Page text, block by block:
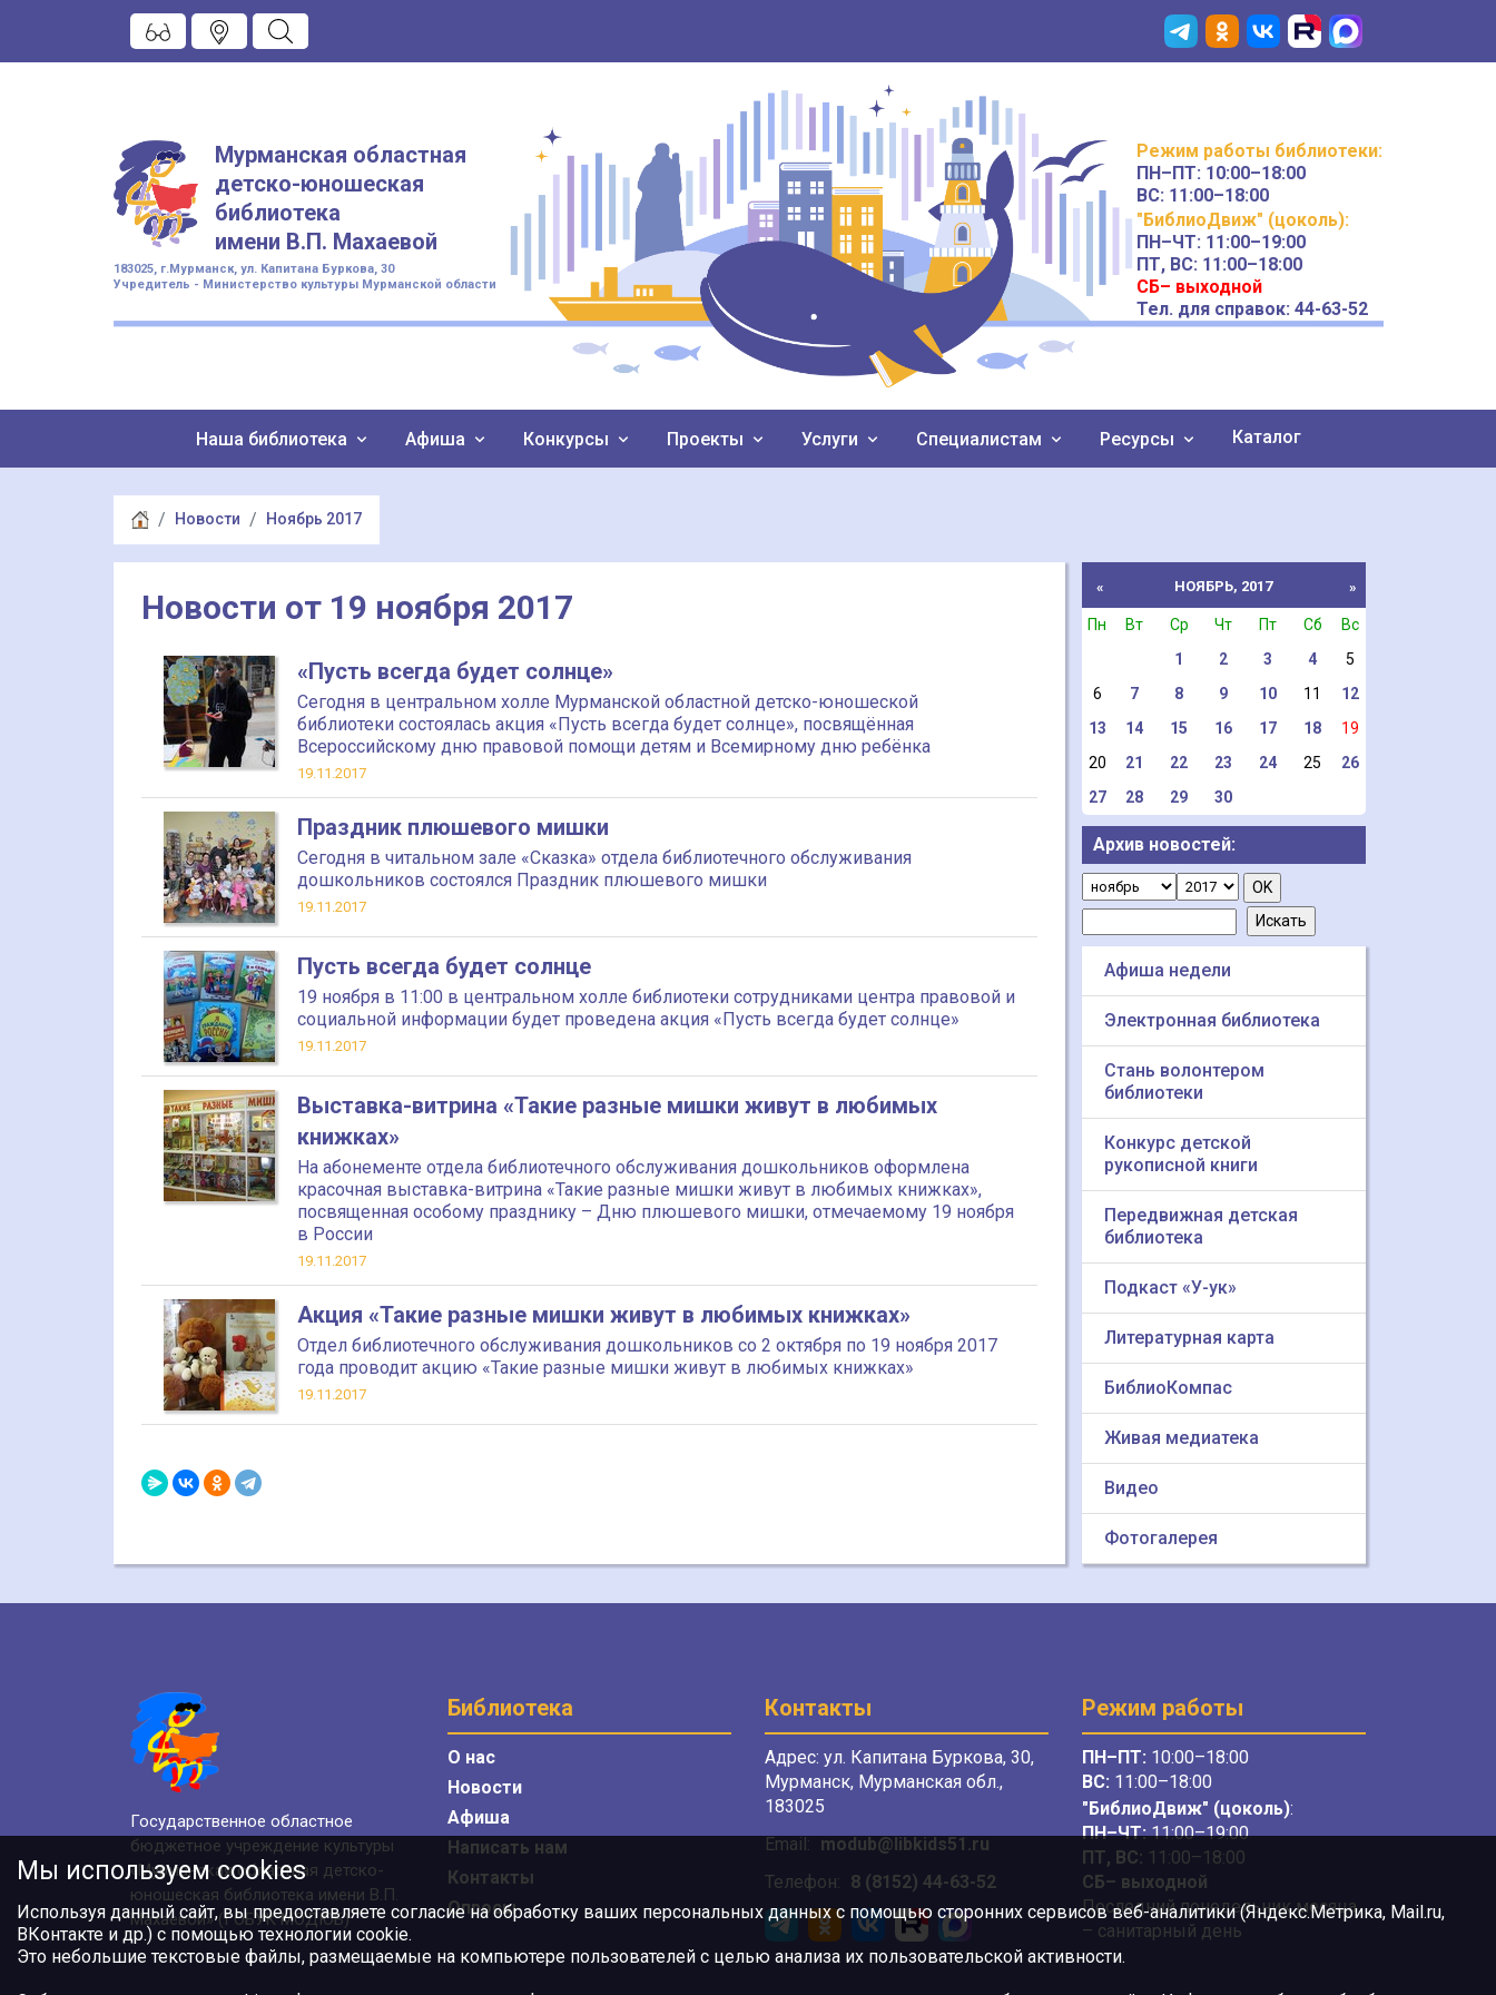
Мурманская областная
детско-юношеская
библиотека
имени В.П. Махаевой
183025, г.Мурманск, ул. Капитана Буркова, 30
Учредитель - Министерство культуры Мурманской области
Режим работы библиотеки:
ПН–ПТ: 10:00–18:00
ВС: 11:00–18:00
"БиблиоДвиж" (цоколь):
ПН–ЧТ: 11:00–19:00
ПТ, ВС: 11:00–18:00
СБ– выходной
Тел. для справок: 44-63-52
Наша библиотека Афиша Конкурсы Проекты Услуги Специалистам Ресурсы Каталог
Новости Ноябрь 2017
Новости от 19 ноября 2017
«Пусть всегда будет солнце»
Сегодня в центральном холле Мурманской областной детско-юношеской
библиотеки состоялась акция «Пусть всегда будет солнце», посвящённая
Всероссийскому дню правовой помощи детям и Всемирному дню ребёнка
19.11.2017
Праздник плюшевого мишки
Сегодня в читальном зале «Сказка» отдела библиотечного обслуживания
дошкольников состоялся Праздник плюшевого мишки
19.11.2017
Пусть всегда будет солнце
19 ноября в 11:00 в центральном холле библиотеки сотрудниками центра правовой и
социальной информации будет проведена акция «Пусть всегда будет солнце»
19.11.2017
Выставка-витрина «Такие разные мишки живут в любимых
книжках»
На абонементе отдела библиотечного обслуживания дошкольников оформлена
красочная выставка-витрина «Такие разные мишки живут в любимых книжках»,
посвященная особому празднику – Дню плюшевого мишки, отмечаемому 19 ноября
в России
19.11.2017
Акция «Такие разные мишки живут в любимых книжках»
Отдел библиотечного обслуживания дошкольников со 2 октября по 19 ноября 2017
года проводит акцию «Такие разные мишки живут в любимых книжках»
19.11.2017
« НОЯБРЬ, 2017 »
Пн Вт Ср Чт Пт Сб
Вс
1
2 3 4
5
6
7 8 9 10 11
12
13
14 15 16 17 18
19
20
21 22 23 24 25
26
27
28 29 30
Архив новостей:
Афиша недели
Электронная библиотека
Стань волонтером
библиотеки
Конкурс детской
рукописной книги
Передвижная детская
библиотека
Подкаст «У-ук»
Литературная карта
БиблиоКомпас
Живая медиатека
Видео
Фотогалерея
Государственное областное
бюджетное учреждение культуры
«Мурманская областная детско-
юношеская библиотека имени В.П.
Махаевой» (ГОБУК МОДЮБ)
Библиотека
О нас
Новости
Афиша
Написать нам
Контакты
Опросы
Контакты
Адрес: ул. Капитана Буркова, 30,
Мурманск, Мурманская обл.,
183025
Email: modub@libkids51.ru
Телефон: 8 (8152) 44-63-52
Режим работы
ПН–ПТ: 10:00–18:00
ВС: 11:00–18:00
"БиблиоДвиж" (цоколь):
ПН–ЧТ:11:00–19:00
ПТ, ВС: 11:00–18:00
СБ– выходной
Последний понедельник месяца
– санитарный день
Мы используем cookies
Используя данный сайт, вы предоставляете согласие на обработку ваших персональных данных с помощью сторонних сервисов веб-аналитики (Яндекс.Метрика, Mail.ru,
ВКонтакте и др.) с помощью технологии cookie.
Это небольшие текстовые файлы, размещаемые на компьютере пользователей с целью анализа их пользовательской активности.